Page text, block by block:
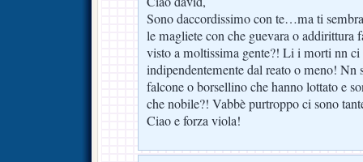
Sono daccordissimo con te…ma ti
le magliete con che guevara o addirittura
visto a moltissima gente?! Li i morti nn ci
indipendentemente dal reato o meno! Nn
falcone o borsellino che hanno lottato e
che nobile?! Vabbè purtroppo ci sono
Ciao e forza viola!